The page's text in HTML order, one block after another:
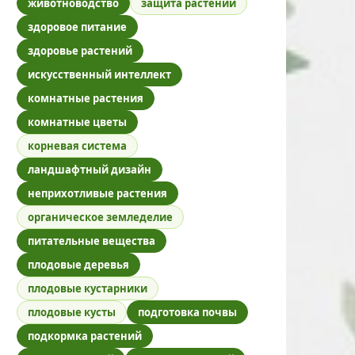
животноводство
защита растений
здоровое питание
здоровье растений
искусственный интеллект
комнатные растения
комнатные цветы
корневая система
ландшафтный дизайн
неприхотливые растения
органическое земледелие
питательные вещества
плодовые деревья
плодовые кустарники
плодовые кусты
подготовка почвы
подкормка растений